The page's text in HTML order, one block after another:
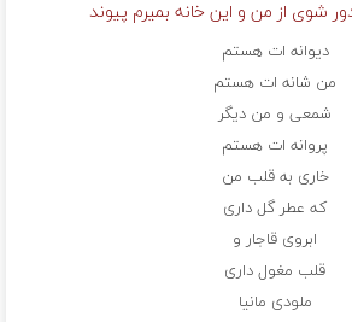
شوی از من و این خانه بمیرم پیوند
دیوانه ات هستم
من شانه‌ ات هستم
شمعی و من دیگر
پروانه ات هستم
خاری به قلب من
که عطر گل داری
ابروی قاجار و
قلب مغول داری
ملودی مانیا